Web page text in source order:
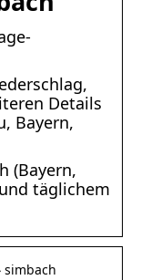
Details
Bayern,
(Bayern,
täglichem
simbach